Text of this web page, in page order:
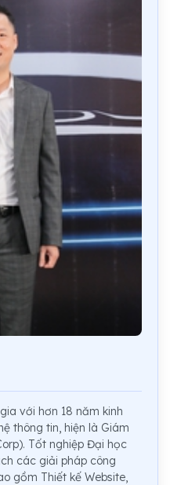
với hơn 18 năm kinh
thông tin, hiện là Giám
Tốt nghiệp Đại học
các giải pháp công
gồm Thiết kế Website,